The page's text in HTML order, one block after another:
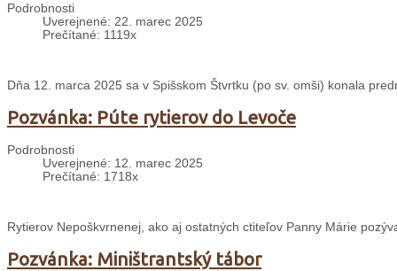
Podrobnosti
Uverejnené: 22. marec 2025
Prečítané: 1119x
Dňa 12. marca 2025 sa v Spišskom Štvrtku (po sv. omši) konala
Pozvánka: Púte rytierov do Levoče
Podrobnosti
Uverejnené: 12. marec 2025
Prečítané: 1718x
Rytierov Nepoškvrnenej, ako aj ostatných ctiteľov Panny Márie
Pozvánka: Miništrantský tábor